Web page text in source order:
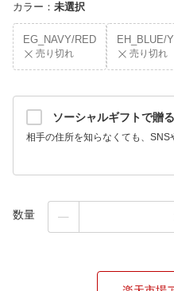
カラー ： 未選択
EG_NAVY/RED
売り切れ
EH_BLUE/
売り切れ
ソーシャルギフトで贈る
相手の住所を知らなくても、SNS
数量